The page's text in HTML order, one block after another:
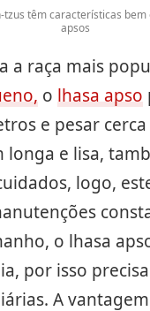
tzus têm características
apsos
a raça mais
o lhasa apso
e pesar
longa e lisa,
logo,
o lhasa
por isso
A